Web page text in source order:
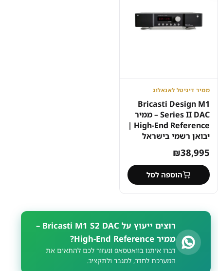
ממיר דיגיטל לאנאלוג
Bricasti Design M1
Series II DAC – ממיר
High-End Reference |
יבואן רשמי בישראל
₪38,995
הוספה לסל
רוצים ייעוץ על Bricasti M1 S2 DAC –
ממיר High-End Reference?
דברו איתנו בוואטסאפ ונעזור לכם להתאים את
המערכת לחדר, למגבר ולתקציב.